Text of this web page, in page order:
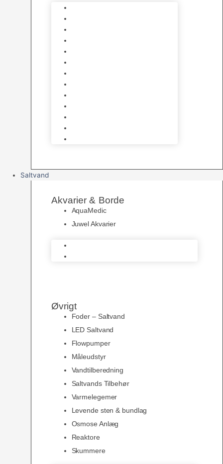
Saltvand
Akvarier & Borde
AquaMedic
Juwel Akvarier
Øvrigt
Foder – Saltvand
LED Saltvand
Flowpumper
Måleudstyr
Vandtilberedning
Saltvands Tilbehør
Varmelegemer
Levende sten & bundlag
Osmose Anlæg
Reaktore
Skummere